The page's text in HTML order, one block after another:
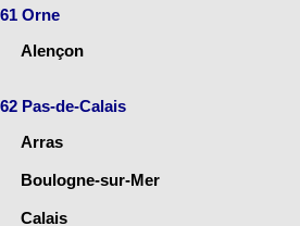
61 Orne
Alençon
62 Pas-de-Calais
Arras
Boulogne-sur-Mer
Calais